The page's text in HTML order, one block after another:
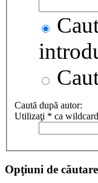
Caută după autor:
Utilizaţi * ca
Opţiuni de căutare